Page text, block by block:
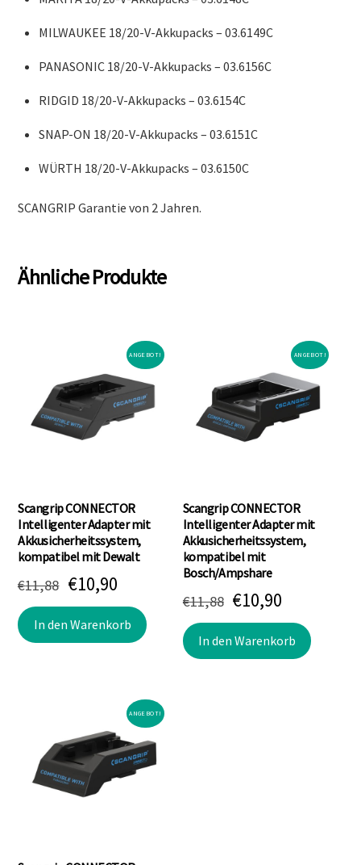
MILWAUKEE 18/20-V-Akkupacks – 03.6149C
PANASONIC 18/20-V-Akkupacks – 03.6156C
RIDGID 18/20-V-Akkupacks – 03.6154C
SNAP-ON 18/20-V-Akkupacks – 03.6151C
WÜRTH 18/20-V-Akkupacks – 03.6150C
SCANGRIP Garantie von 2 Jahren.
Ähnliche Produkte
ANGEBOT!
Scangrip CONNECTOR
Intelligenter Adapter mit
Akkusicherheitssystem,
kompatibel mit Dewalt
€11,88 Ursprünglicher
Preis
war:
€10,90Aktueller
Preis
ist:
In den Warenkorb
ANGEBOT!
Scangrip CONNECTOR
Intelligenter Adapter mit
Akkusicherheitssystem,
kompatibel mit
Bosch/Ampshare
€11,88 Ursprünglicher
Preis
war:
€10,90
Preis
ist:
In den Warenkorb
ANGEBOT!